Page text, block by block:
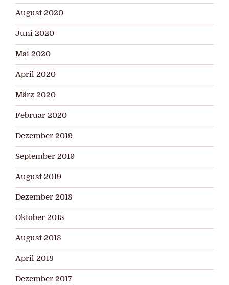
August 2020
Juni 2020
Mai 2020
April 2020
März 2020
Februar 2020
Dezember 2019
September 2019
August 2019
Dezember 2018
Oktober 2018
August 2018
April 2018
Dezember 2017